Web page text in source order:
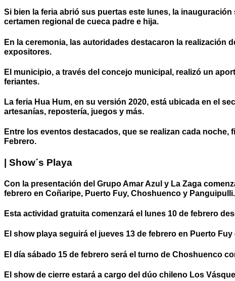
Si bien la feria abrió sus puertas este lunes, la
certamen regional de cueca padre e hija.
En la ceremonia, las autoridades destacaron la
expositores.
El municipio, a través del concejo municipal, realizó un
feriantes.
La feria Hua Hum, en su versión 2020, está ubicada en el
artesanías, repostería, juegos y más.
Entre los eventos destacados, que se realizan cada
Febrero.
| Show´s Playa
Con la presentación del Grupo Amar Azul y La Zaga
febrero en Coñaripe, Puerto Fuy, Choshuenco y Panguipulli.
Esta actividad gratuita comenzará el lunes 10 de febrero
El show playa seguirá el jueves 13 de febrero en Puerto
El día sábado 15 de febrero será el turno de Choshuenco
El show de cierre estará a cargo del dúo chileno Los